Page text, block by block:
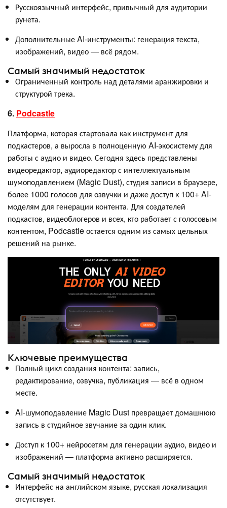
Русскоязычный интерфейс, привычный для аудитории
рунета.
Дополнительные AI-инструменты: генерация текста,
изображений, видео — всё рядом.
Самый значимый недостаток
Ограниченный контроль над деталями аранжировки и
структурой трека.
6. Podcastle
Платформа, которая стартовала как инструмент для
подкастеров, а выросла в полноценную AI-экосистему для
работы с аудио и видео. Сегодня здесь представлены
видеоредактор, аудиоредактор с интеллектуальным
шумоподавлением (Magic Dust), студия записи в браузере,
более 1000 голосов для озвучки и даже доступ к 100+ AI-
моделям для генерации контента. Для создателей
подкастов, видеоблогеров и всех, кто работает с голосовым
контентом, Podcastle остается одним из самых цельных
решений на рынке.
Ключевые преимущества
Полный цикл создания контента: запись,
редактирование, озвучка, публикация — всё в одном
месте.
AI-шумоподавление Magic Dust превращает домашнюю
запись в студийное звучание за один клик.
Доступ к 100+ нейросетям для генерации аудио, видео и
изображений — платформа активно расширяется.
Самый значимый недостаток
Интерфейс на английском языке, русская локализация
отсутствует.